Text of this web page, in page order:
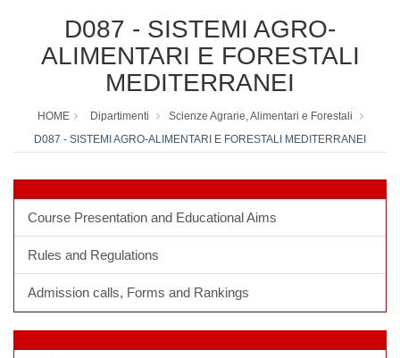
D087 - SISTEMI AGRO-
ALIMENTARI E FORESTALI
MEDITERRANEI
HOME Dipartimenti
Scienze Agrarie, Alimentari e Forestali
D087 - SISTEMI AGRO-ALIMENTARI E FORESTALI MEDITERRANEI
Course Presentation and Educational Aims
Rules and Regulations
Admission calls, Forms and Rankings